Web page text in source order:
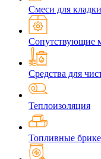
Смеси для
Сопутствующие
Средства для
Теплоизоляция
Топливные